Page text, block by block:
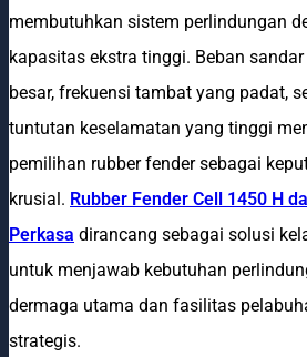
membutuhkan sistem perlindungan
kapasitas ekstra tinggi. Beban
besar, frekuensi tambat yang padat,
tuntutan keselamatan yang tinggi
pemilihan rubber fender sebagai
krusial. Rubber Fender Cell 1450 H
Perkasa dirancang sebagai solusi
untuk menjawab kebutuhan
dermaga utama dan fasilitas
strategis.